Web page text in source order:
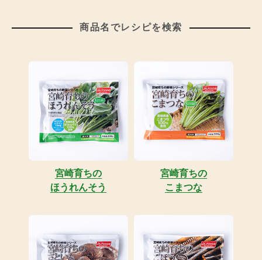
商品名でレシピを検索
宮崎育ちの
ほうれんそう
宮崎育ちの
こまつな